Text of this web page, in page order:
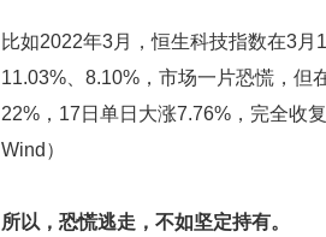
比如2022年3月，恒生科技指数在3月
11.03%、8.10%，市场一片恐慌，但
22%，17日单日大涨7.76%，完全收
Wind）
所以，恐慌逃走，不如坚定持有。